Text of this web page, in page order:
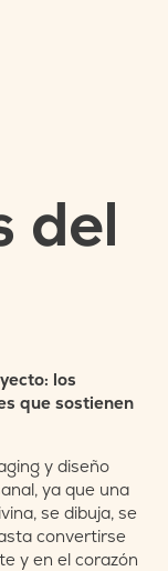
del
los
que sostienen
y diseño
ya que una
se dibuja, se
convertirse
y en el corazón